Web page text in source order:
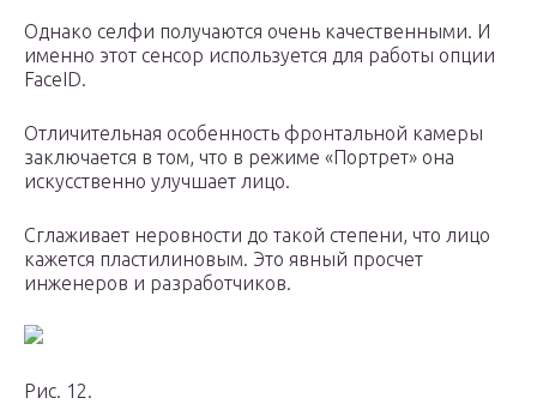
Однако селфи получаются очень качественными. И
именно этот сенсор используется для работы опции
FaceID.
Отличительная особенность фронтальной камеры
заключается в том, что в режиме «Портрет» она
искусственно улучшает лицо.
Сглаживает неровности до такой степени, что лицо
кажется пластилиновым. Это явный просчет
инженеров и разработчиков.
Рис. 12.